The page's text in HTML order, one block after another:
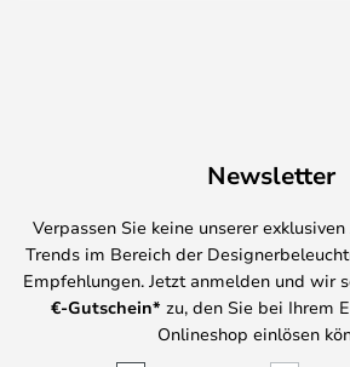
Newsletter
Verpassen Sie keine unserer
Trends im Bereich der
Empfehlungen. Jetzt anmelden und wir
€-Gutschein* zu, den Sie bei Ihrem
Onlineshop einlösen